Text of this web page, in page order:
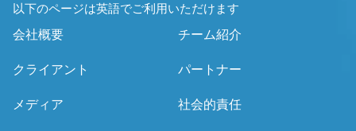
以下のページは英語でご利用いただけます
会社概要
チーム紹介
クライアント パートナー
メディア 社会的責任